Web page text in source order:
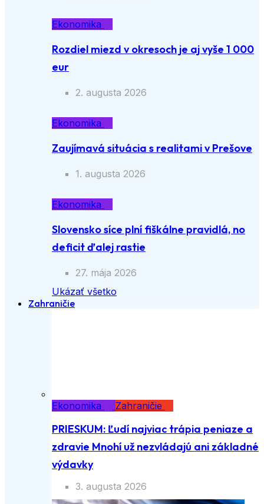
Ekonomika
Rozdiel miezd v okresoch je aj vyše 1 000
eur
2. augusta 2026
Ekonomika
Zaujímavá situácia s realitami v Prešove
1. augusta 2026
Ekonomika
Slovensko síce plní fiškálne pravidlá, no
deficit ďalej rastie
27. mája 2026
Ukázať všetko
Zahraničie
Ekonomika Zahraničie
PRIESKUM: Ľudí najviac trápia peniaze a
zdravie Mnohí už nezvládajú ani základné
výdavky
3. augusta 2026